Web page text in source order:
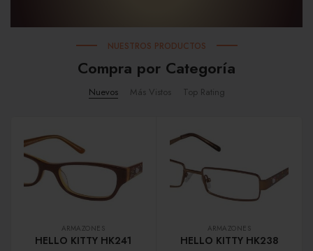
NUESTROS PRODUCTOS
Compra por Categoría
Nuevos Más Vistos Top Rating
ARMAZONES
HELLO KITTY HK241
ARMAZONES
HELLO KITTY HK238